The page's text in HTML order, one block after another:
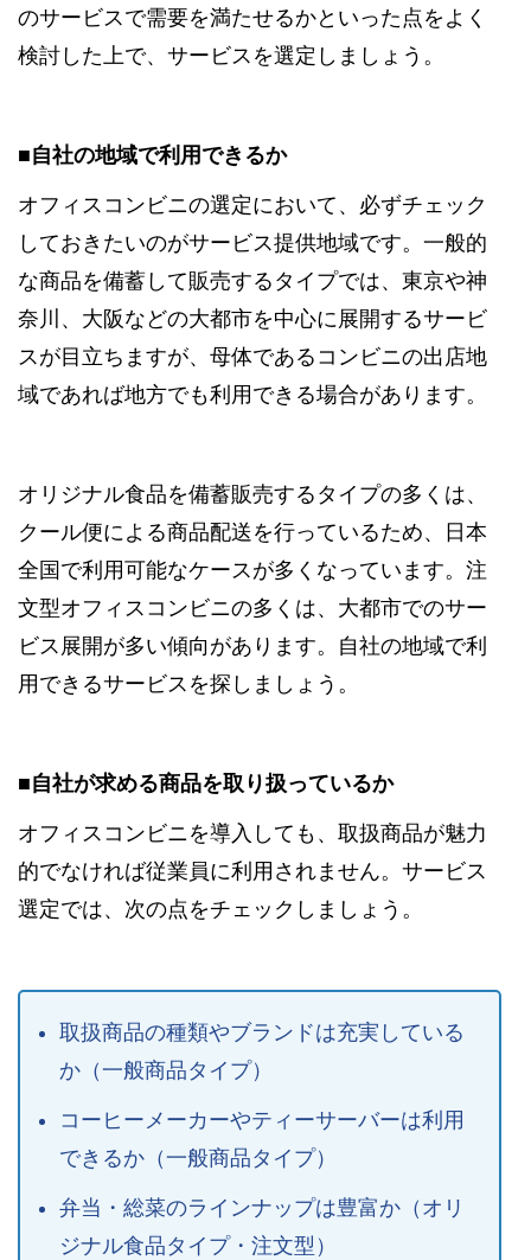
のサービスで需要を満たせるかといった点をよく
検討した上で、サービスを選定しましょう。
■自社の地域で利用できるか
オフィスコンビニの選定において、必ずチェック
しておきたいのがサービス提供地域です。一般的
な商品を備蓄して販売するタイプでは、東京や神
奈川、大阪などの大都市を中心に展開するサービ
スが目立ちますが、母体であるコンビニの出店地
域であれば地方でも利用できる場合があります。
オリジナル食品を備蓄販売するタイプの多くは、
クール便による商品配送を行っているため、日本
全国で利用可能なケースが多くなっています。注
文型オフィスコンビニの多くは、大都市でのサー
ビス展開が多い傾向があります。自社の地域で利
用できるサービスを探しましょう。
■自社が求める商品を取り扱っているか
オフィスコンビニを導入しても、取扱商品が魅力
的でなければ従業員に利用されません。サービス
選定では、次の点をチェックしましょう。
取扱商品の種類やブランドは充実している
か（一般商品タイプ）
コーヒーメーカーやティーサーバーは利用
できるか（一般商品タイプ）
弁当・総菜のラインナップは豊富か（オリ
ジナル食品タイプ・注文型）